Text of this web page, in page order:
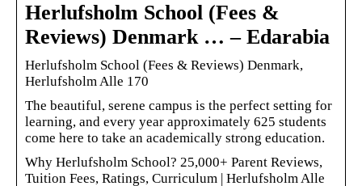
Herlufsholm School (Fees &
Reviews) Denmark … – Edarabia
Herlufsholm School (Fees & Reviews) Denmark,
Herlufsholm Alle 170
The beautiful, serene campus is the perfect setting for
learning, and every year approximately 625 students
come here to take an academically strong education.
Why Herlufsholm School? 25,000+ Parent Reviews,
Tuition Fees, Ratings, Curriculum | Herlufsholm Alle